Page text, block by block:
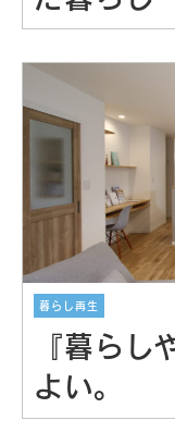
Company
ブログ
暮らし再生
『暮らし
よい。